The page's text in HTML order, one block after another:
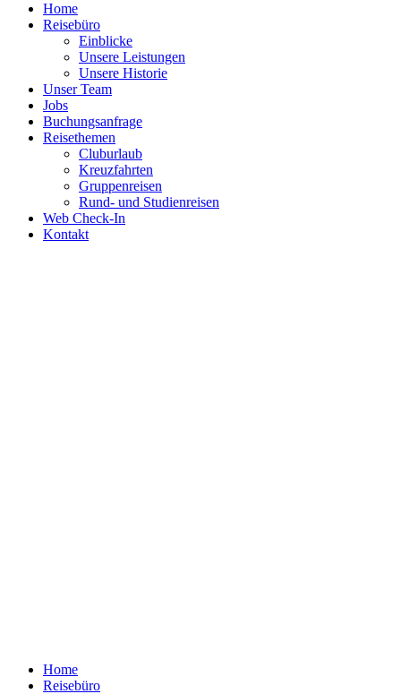
Home
Reisebüro
Einblicke
Unsere Leistungen
Unsere Historie
Unser Team
Jobs
Buchungsanfrage
Reisethemen
Cluburlaub
Kreuzfahrten
Gruppenreisen
Rund- und Studienreisen
Web Check-In
Kontakt
Home
Reisebüro